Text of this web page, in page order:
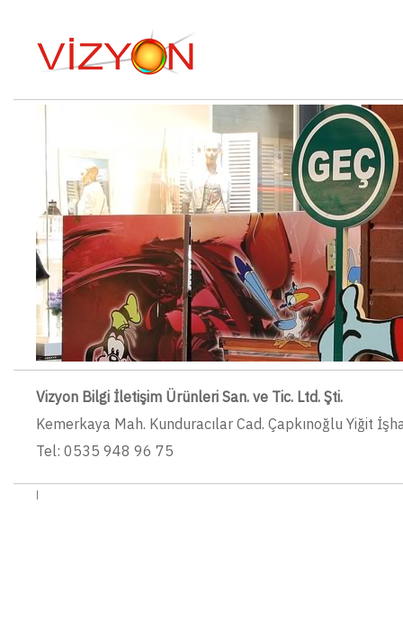
Vizyon Bilgi İletişim Ürünleri San. ve Tic. Ltd. Şti.
Kemerkaya Mah. Kunduracılar Cad. Çapkınoğlu Yiğit
Tel: 0535 948 96 75
|